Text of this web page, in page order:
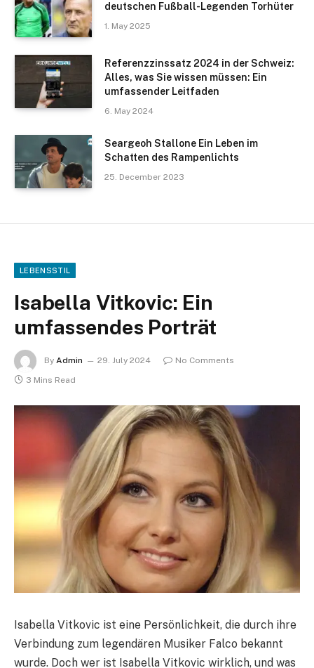
deutschen Fußball-Legenden Torhüter
1. May 2025
Referenzzinssatz 2024 in der Schweiz:
Alles, was Sie wissen müssen: Ein
umfassender Leitfaden
6. May 2024
Seargeoh Stallone Ein Leben im
Schatten des Rampenlichts
25. December 2023
LEBENSSTIL
Isabella Vitkovic: Ein
umfassendes Porträt
By Admin 29. July 2024
No Comments
3 Mins Read
Isabella Vitkovic ist eine Persönlichkeit, die durch ihre
Verbindung zum legendären Musiker Falco bekannt
wurde. Doch wer ist Isabella Vitkovic wirklich, und was